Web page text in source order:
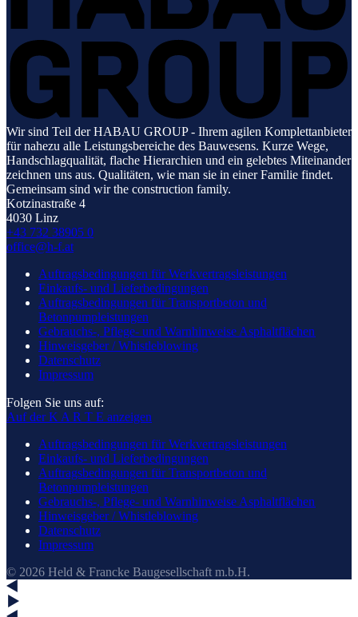
Wir sind Teil der HABAU GROUP - Ihrem agilen Komplettanbieter
für nahezu alle Leistungsbereiche des Bauwesens. Kurze Wege,
Handschlagqualität, flache Hierarchien und ein gelebtes Miteinander
zeichnen uns aus. Qualitäten, wie man sie in einer Familie findet.
Gemeinsam sind wir the construction family.
Kotzinastraße 4
4030 Linz
+43 732 38905 0
office@h-f.at
Auftragsbedingungen für Werkvertragsleistungen
Einkaufs- und Lieferbedingungen
Auftragsbedingungen für Transportbeton und
Betonpumpleistungen
Gebrauchs-, Pflege- und Warnhinweise Asphaltflächen
Hinweisgeber / Whistleblowing
Datenschutz
Impressum
Folgen Sie uns auf:
Auf der K A R T E anzeigen
Auftragsbedingungen für Werkvertragsleistungen
Einkaufs- und Lieferbedingungen
Auftragsbedingungen für Transportbeton und
Betonpumpleistungen
Gebrauchs-, Pflege- und Warnhinweise Asphaltflächen
Hinweisgeber / Whistleblowing
Datenschutz
Impressum
© 2026 Held & Francke Baugesellschaft m.b.H.